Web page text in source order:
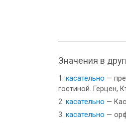
Значения в
касательно —
гостиной. Герцен,
касательно —
касательно —